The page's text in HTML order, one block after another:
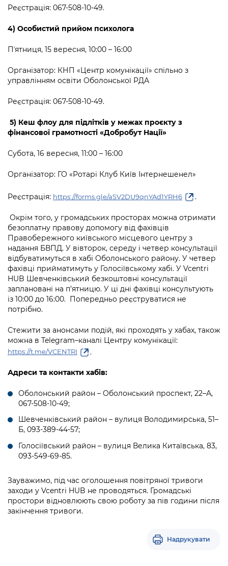
Реєстрація: 067-508-10-49.
4) Особистий прийом психолога
Пʼятниця, 15 вересня, 10:00 – 16:00
Організатор: КНП «Центр комунікації» спільно з
управлінням освіти Оболонської РДА
Реєстрація: 067-508-10-49.
5) Кеш флоу для підлітків у межах проєкту з
фінансової грамотності «Добробут Нації»
Субота, 16 вересня, 11:00 – 16:00
Організатор: ГО «Ротарі Клуб Київ Інтернешенел»
Реєстрація: https://forms.gle/aSV2DU9qnYAd1YRH6 .
Окрім того, у громадських просторах можна отримати
безоплатну правову допомогу від фахівців
Правобережного київського місцевого центру з
надання БВПД. У вівторок, середу і четвер консультації
відбуватимуться в хабі Оболонського району. У четвер
фахівці прийматимуть у Голосіївському хабі. У Vcentri
HUB Шевченківський безкоштовні консультації
заплановані на п’ятницю. У ці дні фахівці консультують
із 10:00 до 16:00. Попередньо реєструватися не
потрібно.
Стежити за анонсами подій, які проходять у хабах, також
можна в Telegram–каналі Центру комунікації:
https://t.me/VCENTRI .
Адреси та контакти хабів:
Оболонський район – Оболонський проспект, 22–А,
067-508-10-49;
Шевченківський район – вулиця Володимирська, 51–
Б, 093-389-44-57;
Голосіївський район – вулиця Велика Китаївська, 83,
093-549-69-85.
Зауважимо, під час оголошення повітряної тривоги
заходи у Vcentri HUB не проводяться. Громадські
простори відновлюють свою роботу за пів години після
закінчення тривоги.
Надрукувати